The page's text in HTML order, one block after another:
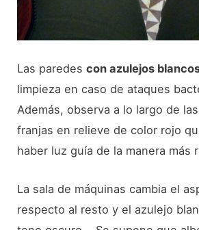
Las paredescon azulejos
limpieza en caso de ataques
Además, observa a lo largo de
franjas en relieve de color rojo
haber luz guía de la manera más
La sala de máquinas cambia el
respecto al resto y el azulejo